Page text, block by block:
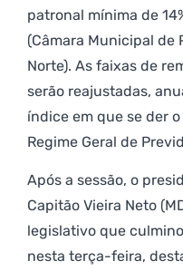
patronal mínima de
(Câmara Municipal de
Norte). As faixas de
serão reajustadas,
índice em que se der
Regime Geral de
Após a sessão, o
Capitão Vieira Neto
legislativo que
nesta terça-feira,